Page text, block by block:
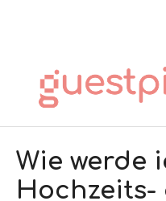
Wie werde
Hochzeits-